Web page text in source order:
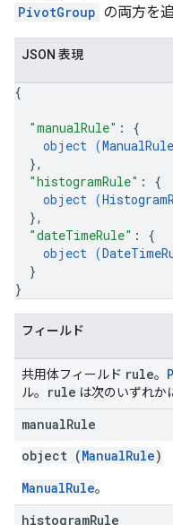
PivotGroup の両方を
JSON 表現
{
"manualRule" : {
object (ManualRule
},
"histogramRule" : {
object (
},
"dateTimeRule" : {
object (
}
}
フィールド
共用体フィールド rule。
ル。
rule は次のいずれか
manualRule
object (ManualRule)
ManualRule。
histogramRule